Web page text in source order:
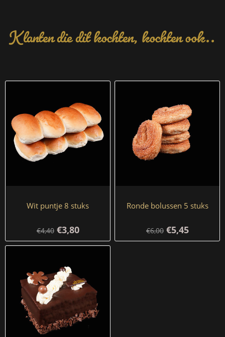
Klanten die dit kochten, kochten ook..
Wit puntje 8 stuks
€4,40 €3,80
Ronde bolussen 5 stuks
€6,00 €5,45